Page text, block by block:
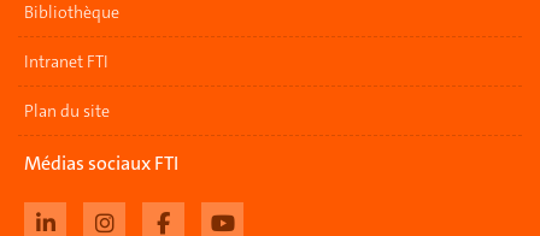
Bibliothèque
Intranet FTI
Plan du site
Médias sociaux FTI